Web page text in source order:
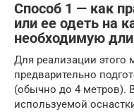
Способ 1 — как
или ее одеть на
необходимую
Для реализации этого
предварительно
(обычно до 4 метров).
используемой